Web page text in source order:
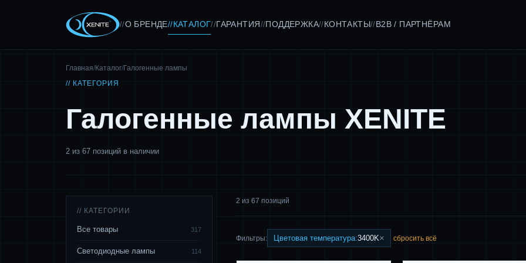
//О БРЕНДЕ// КАТАЛОГ//ГАРАНТИЯ //ПОДДЕРЖКА// КОНТАКТЫ// B2B / ПАРТНЁРАМ
Главная/Каталог/Галогенные лампы
// КАТЕГОРИЯ
Галогенные лампы XENITE
2 из 67 позиций в наличии
// КАТЕГОРИИ
Все товары 317
Светодиодные лампы 114
2 из 67 позиций
Фильтры: Цветовая температура:3400K× сбросить всё